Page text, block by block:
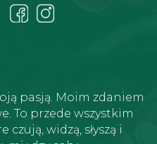
pasją. Moim zdaniem
To przede wszystkim
widzą, słyszą i